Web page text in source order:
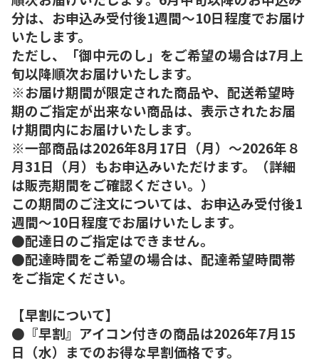
分は、お申込み受付後1週間～10日程度でお届け
いたします。
ただし、「御中元のし」をご希望の場合は7月上
旬以降順次お届けいたします。
※お届け期間が限定された商品や、配送希望時
期のご指定が出来ない商品は、表示されたお届
け期間内にお届けいたします。
※一部商品は2026年8月17日（月）～2026年８
月31日（月）もお申込みいただけます。（詳細
は販売期間をご確認ください。）
この期間のご注文については、お申込み受付後1
週間～10日程度でお届けいたします。
●配達日のご指定はできません。
●配達時間をご希望の場合は、配達希望時間帯
をご指定ください。
【早割について】
●『早割』アイコン付きの商品は2026年7月15
日（水）までのお得な早割価格です。